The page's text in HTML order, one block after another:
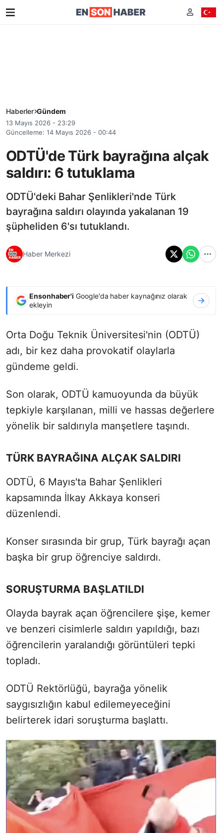
Haberler Gündem
13 Mayıs 2026 - 23:29
Güncelleme: 14 Mayıs 2026 - 00:44
ODTÜ'de Türk bayrağına alçak
saldırı: 6 tutuklama
ODTÜ'deki Bahar Şenlikleri'nde Türk
bayrağına saldırı olayında yakalanan 19
şüpheliden 6'sı tutuklandı.
Haber Merkezi
Ensonhaber'i Google'da haber kaynağınız olarak
ekleyin
Orta Doğu Teknik Üniversitesi'nin (ODTÜ)
adı, bir kez daha provokatif olaylarla
gündeme geldi.
Son olarak, ODTÜ kamuoyunda da büyük
tepkiyle karşılanan, milli ve hassas değerlere
yönelik bir saldırıyla manşetlere taşındı.
TÜRK BAYRAĞINA ALÇAK SALDIRI
ODTÜ, 6 Mayıs'ta Bahar Şenlikleri
kapsamında İlkay Akkaya konseri
düzenlendi.
Konser sırasında bir grup, Türk bayrağı açan
başka bir grup öğrenciye saldırdı.
SORUŞTURMA BAŞLATILDI
Olayda bayrak açan öğrencilere şişe, kemer
ve benzeri cisimlerle saldırı yapıldığı, bazı
öğrencilerin yaralandığı görüntüleri tepki
topladı.
ODTÜ Rektörlüğü, bayrağa yönelik
saygısızlığın kabul edilemeyeceğini
belirterek idari soruşturma başlattı.